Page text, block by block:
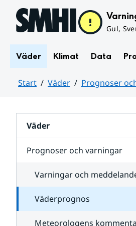
Hoppa till sidans innehåll
Gul,
Väder Klimat Data
Start Väder Prognoser
Väder
Prognoser och varningar
Varningar och
Väderprognos
Meteorologens